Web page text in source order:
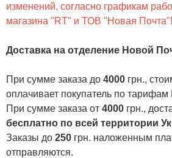
изменений, согласно графикам
магазина "RT" и ТОВ "Новая Почта"!
Доставка на отделение Новой
При сумме заказа до 4000 грн.,
оплачивает покупатель по
При сумме заказа от 4000 грн.,
бесплатно по всей территории
Заказы до 250 грн. наложенным
отправляются.